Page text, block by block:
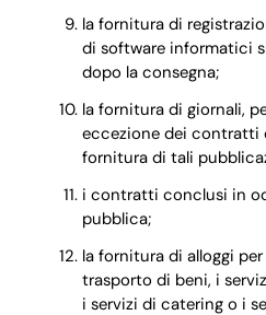
la fornitura di
di software informatici
dopo la consegna;
la fornitura di giornali,
eccezione dei contratti
fornitura di tali
i contratti conclusi in
pubblica;
la fornitura di alloggi
trasporto di beni, i
i servizi di catering o i